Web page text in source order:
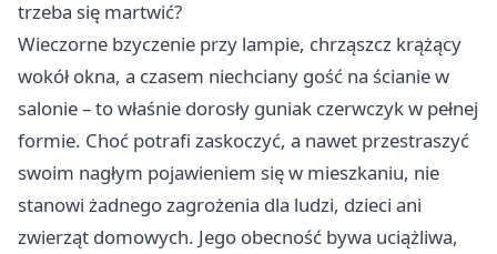
trzeba się martwić?
Wieczorne bzyczenie przy lampie, chrząszcz krążący
wokół okna, a czasem niechciany gość na ścianie w
salonie – to właśnie dorosły guniak czerwczyk w pełnej
formie. Choć potrafi zaskoczyć, a nawet przestraszyć
swoim nagłym pojawieniem się w mieszkaniu, nie
stanowi żadnego zagrożenia dla ludzi, dzieci ani
zwierząt domowych. Jego obecność bywa uciążliwa,